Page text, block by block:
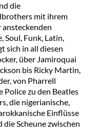
die
mit ihrem
Soul, Funk, Latin,
sich in all diesen
über Jamiroquai
bis Ricky Martin,
von Pharrell
Police zu den Beatles
die nigerianische,
Einflüsse
Scheune zwischen